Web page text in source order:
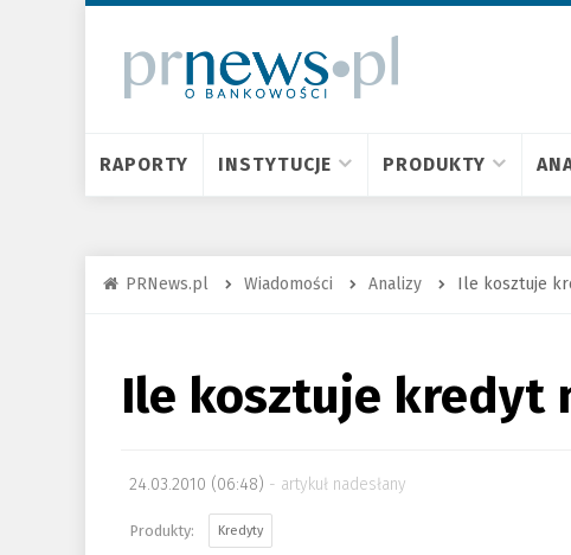
RAPORTY INSTYTUCJE PRODUKTY
PRNews.pl Wiadomości Analizy Ile kosztuje
Ile kosztuje kredyt
24.03.2010 (06:48) artykuł nadesłany
Kredyty